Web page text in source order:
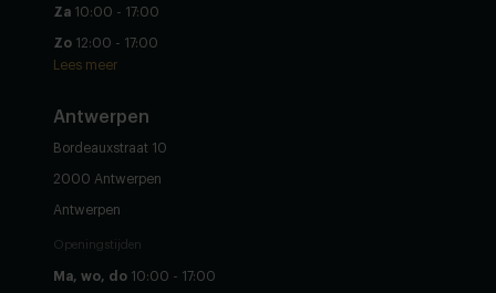
Za 10:00 - 17:00
Zo 12:00 - 17:00
Lees meer
Antwerpen
Bordeauxstraat 10
2000 Antwerpen
Antwerpen
Openingstijden
Ma, wo, do 10:00 - 17:00